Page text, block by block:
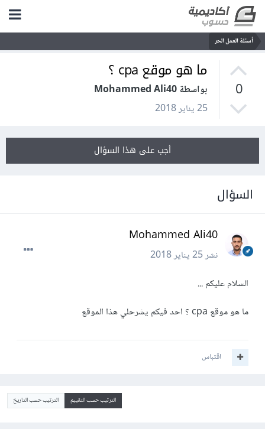
أسئلة العمل الحر
0
ما هو موقع cpa ؟
بواسطة Mohammed Ali40
25 يناير 2018
أجب على هذا السؤال
السؤال
Mohammed Ali40
نشر25 يناير 2018
السلام عليكم ...
ما هو موقع cpa ؟ احد فيكم يشرحلي هذا الموقع
اقتباس
الترتيب حسب التقييم الترتيب حسب التاريخ